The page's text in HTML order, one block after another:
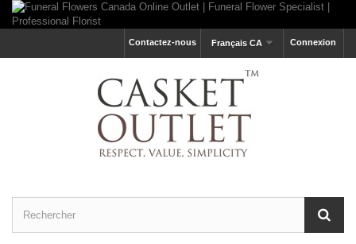
Connexion
Français CA
Contactez-nous